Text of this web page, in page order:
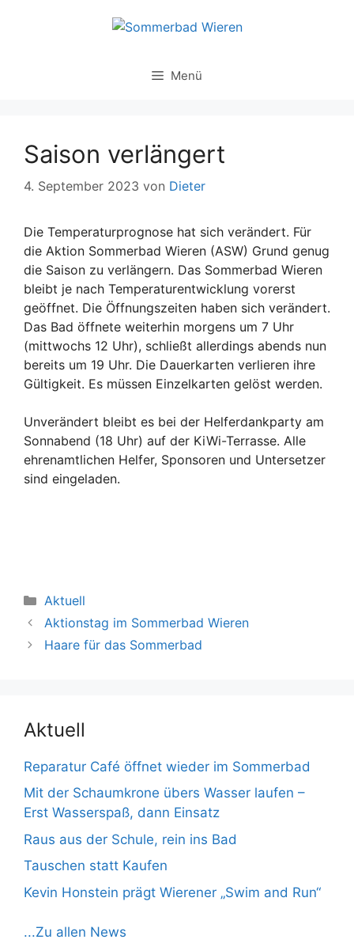
Menü
Saison verlängert
4. September 2023 von Dieter
Die Temperaturprognose hat sich verändert. Für
die Aktion Sommerbad Wieren (ASW) Grund genug
die Saison zu verlängern. Das Sommerbad Wieren
bleibt je nach Temperaturentwicklung vorerst
geöffnet. Die Öffnungszeiten haben sich verändert.
Das Bad öffnete weiterhin morgens um 7 Uhr
(mittwochs 12 Uhr), schließt allerdings abends nun
bereits um 19 Uhr. Die Dauerkarten verlieren ihre
Gültigkeit. Es müssen Einzelkarten gelöst werden.
Unverändert bleibt es bei der Helferdankparty am
Sonnabend (18 Uhr) auf der KiWi-Terrasse. Alle
ehrenamtlichen Helfer, Sponsoren und Untersetzer
sind eingeladen.
Kategorien
Aktuell
Aktionstag im Sommerbad Wieren
Haare für das Sommerbad
Aktuell
Reparatur Café öffnet wieder im Sommerbad
Mit der Schaumkrone übers Wasser laufen –
Erst Wasserspaß, dann Einsatz
Raus aus der Schule, rein ins Bad
Tauschen statt Kaufen
Kevin Honstein prägt Wierener „Swim and Run“
...Zu allen News